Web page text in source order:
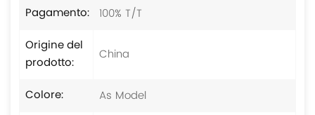
Pagamento: 100% T/T
Origine del
prodotto:
China
Colore:
As Model